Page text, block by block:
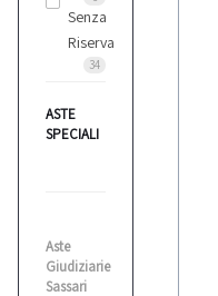
Senza
Riserva
34
ASTE
SPECIALI
Aste
Giudiziarie
Sassari